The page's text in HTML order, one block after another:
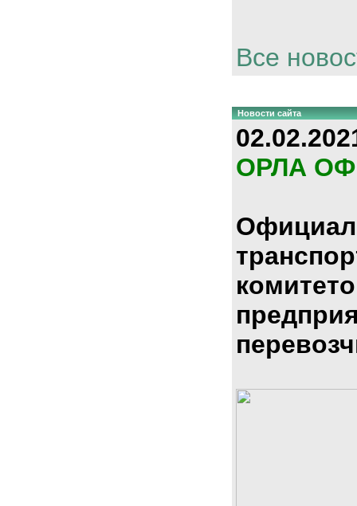
Все
Новости сайта
ОРЛА